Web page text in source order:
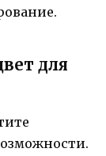
для